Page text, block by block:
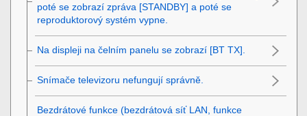
poté se zobrazí zpráva [STANDBY] a poté se
reproduktorový systém vypne.
Na displeji na čelním panelu se zobrazí [BT TX].
Snímače televizoru nefungují správně.
Bezdrátové funkce (bezdrátová síť LAN, funkce